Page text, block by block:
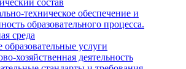
состав
техническое обеспечение и
образовательного процесса.
среда
услуги
хозяйственная деятельность